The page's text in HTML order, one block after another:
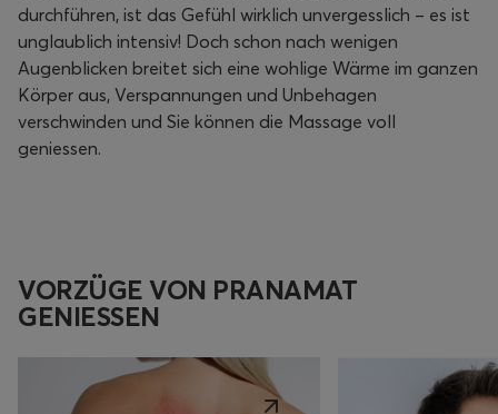
durchführen, ist das Gefühl wirklich unvergesslich – es ist
unglaublich intensiv! Doch schon nach wenigen
Augenblicken breitet sich eine wohlige Wärme im ganzen
Körper aus, Verspannungen und Unbehagen
verschwinden und Sie können die Massage voll
geniessen.
VORZÜGE VON PRANAMAT
GENIESSEN